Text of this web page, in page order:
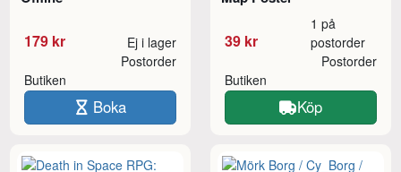
179 kr Ej i lager
Butiken
Postorder
Boka
39 kr
1 på
postorder
Butiken
Postorder
Köp